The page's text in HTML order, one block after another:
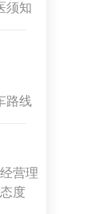
须知
路线
营理
度